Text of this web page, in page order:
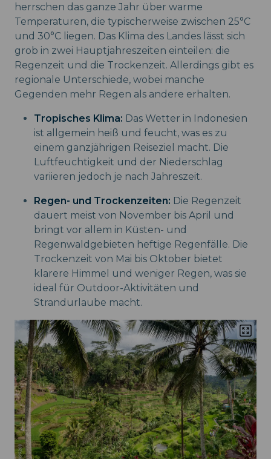
herrschen das ganze Jahr über warme
Temperaturen, die typischerweise zwischen 25°C
und 30°C liegen. Das Klima des Landes lässt sich
grob in zwei Hauptjahreszeiten einteilen: die
Regenzeit und die Trockenzeit. Allerdings gibt es
regionale Unterschiede, wobei manche
Gegenden mehr Regen als andere erhalten.
Tropisches Klima: Das Wetter in Indonesien
ist allgemein heiß und feucht, was es zu
einem ganzjährigen Reiseziel macht. Die
Luftfeuchtigkeit und der Niederschlag
variieren jedoch je nach Jahreszeit.
Regen- und Trockenzeiten: Die Regenzeit
dauert meist von November bis April und
bringt vor allem in Küsten- und
Regenwaldgebieten heftige Regenfälle. Die
Trockenzeit von Mai bis Oktober bietet
klarere Himmel und weniger Regen, was sie
ideal für Outdoor-Aktivitäten und
Strandurlaube macht.